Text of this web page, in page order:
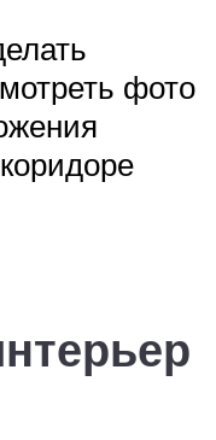
фото